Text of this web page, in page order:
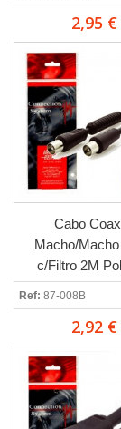
2,95 €
Cabo
Macho/
c/Filtro 2M
Ref: 87-008B
2,92 €